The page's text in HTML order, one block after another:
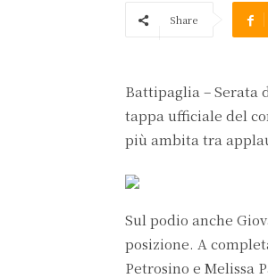
Share
Battipaglia – Serata
tappa ufficiale del
più ambita tra
Sul podio anche
posizione. A
Petrosino e Melissa